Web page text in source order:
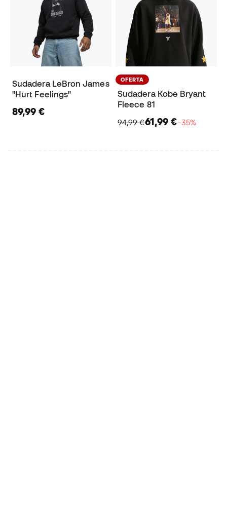
Sudadera LeBron James
"Hurt Feelings"
89,99 €
OFERTA
Sudadera Kobe Bryant
Fleece 81
94,99 €61,99 €−35%